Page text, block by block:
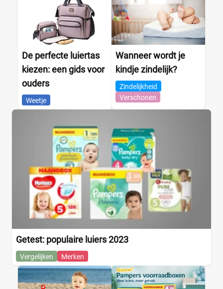
De perfecte luiertas
kiezen: een gids voor
ouders
Weetje
Wanneer wordt je
kindje zindelijk?
Zindelijkheid
Verschonen
Getest: populaire luiers 2023
Vergelijken Merken